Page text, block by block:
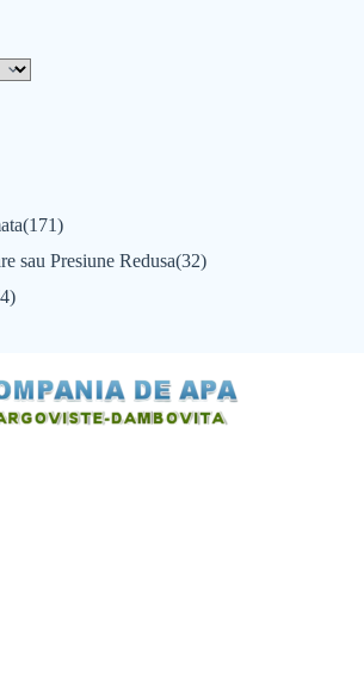
(171)
sau Presiune Redusa(32)